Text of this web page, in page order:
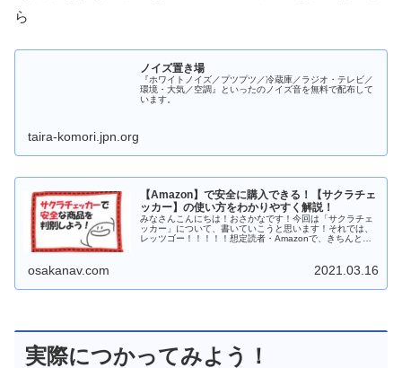
ら
ノイズ置き場
『ホワイトノイズ／プツプツ／冷蔵庫／ラジオ・テレビ／
環境・大気／空調』といったのノイズ音を無料で配布して
います。
taira-komori.jpn.org
【Amazon】で安全に購入できる！【サクラチェ
ッカー】の使い方をわかりやすく解説！
みなさんこんにちは！おさかなです！今回は「サクラチェ
ッカー」について、書いていこうと思います！それでは、
レッツゴー！！！！！想定読者・Amazonで、きちんとし
osakanav.com 2021.03.16
実際につかってみよう！